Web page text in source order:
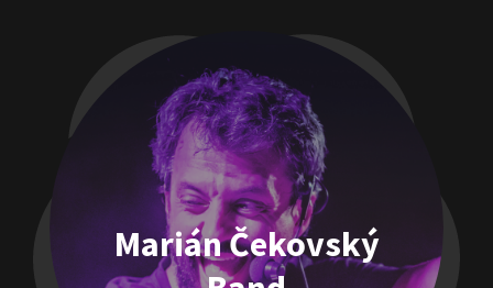
Marián Čekovský